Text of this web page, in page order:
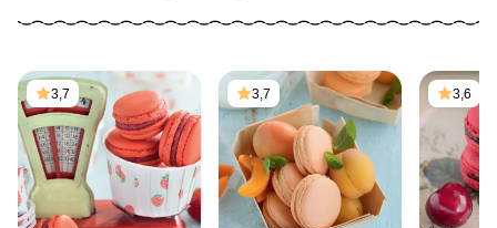
3,7 3,7 3,6